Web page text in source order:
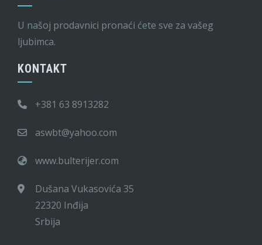
U našoj prodavnici pronaći ćete sve za vašeg
ljubimca.
KONTAKT
+381 63 8913282
aswbt@yahoo.com
www.bulterijer.com
Dušana Vukasovića 35
22320 Inđija
Srbija